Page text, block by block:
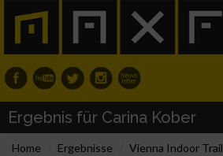
Ergebnis für Carina Kober
Home Ergebnisse Vienna Indoor Trail